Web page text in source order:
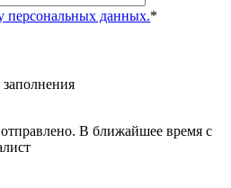
персональных данных.*
В ближайшее время с